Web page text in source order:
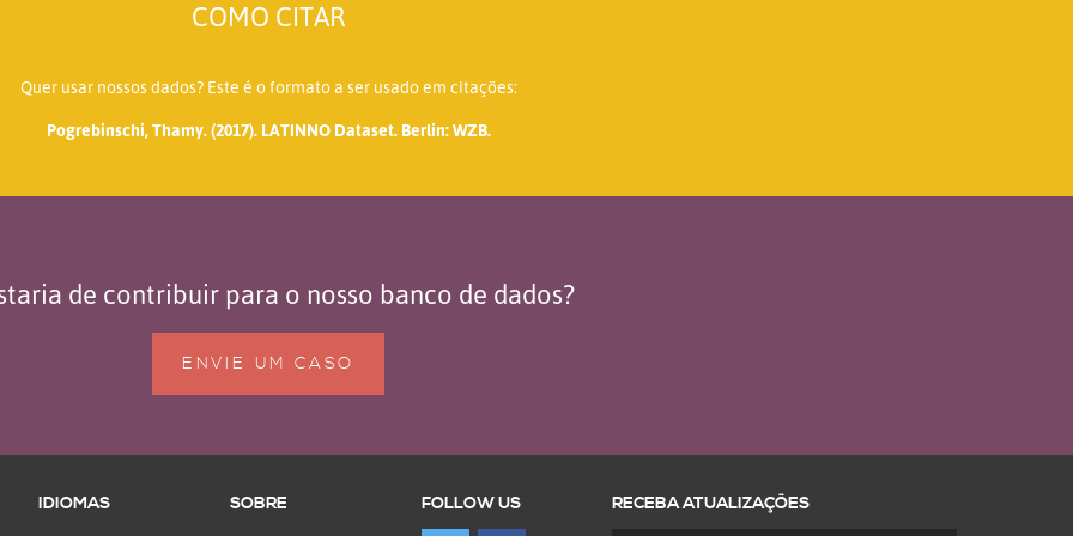
COMO CITAR
Quer usar nossos dados? Este é o formato a ser usado em citações:
Pogrebinschi, Thamy. (2017). LATINNO Dataset. Berlin: WZB.
de contribuir para o nosso banco de dados?
ENVIE UM CASO
IDIOMAS SOBRE FOLLOW US RECEBA ATUALIZAÇÕES